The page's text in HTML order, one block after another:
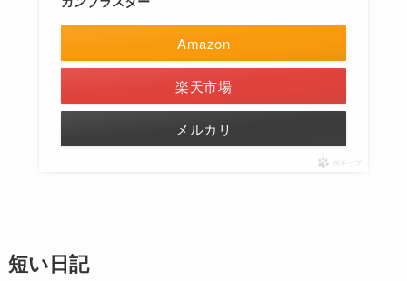
Amazon
楽天市場
メルカリ
ポチップ
短い日記